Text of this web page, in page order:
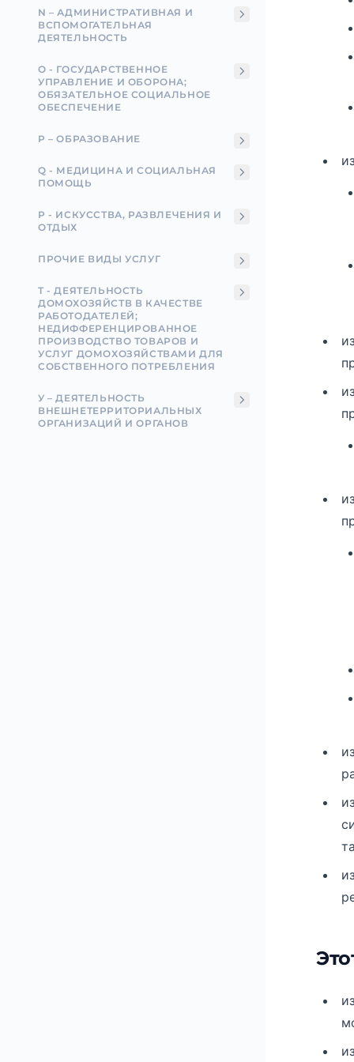
N – АДМИНИСТРАТИВНАЯ И
ВСПОМОГАТЕЛЬНАЯ
ДЕЯТЕЛЬНОСТЬ
О - ГОСУДАРСТВЕННОЕ
УПРАВЛЕНИЕ И ОБОРОНА;
ОБЯЗАТЕЛЬНОЕ СОЦИАЛЬНОЕ
ОБЕСПЕЧЕНИЕ
P – ОБРАЗОВАНИЕ
Q - МЕДИЦИНА И СОЦИАЛЬНАЯ
ПОМОЩЬ
Р - ИСКУССТВА, РАЗВЛЕЧЕНИЯ И
ОТДЫХ
ПРОЧИЕ ВИДЫ УСЛУГ
T - ДЕЯТЕЛЬНОСТЬ
ДОМОХОЗЯЙСТВ В КАЧЕСТВЕ
РАБОТОДАТЕЛЕЙ;
НЕДИФФЕРЕНЦИРОВАННОЕ
ПРОИЗВОДСТВО ТОВАРОВ И
УСЛУГ ДОМОХОЗЯЙСТВАМИ ДЛЯ
СОБСТВЕННОГО ПОТРЕБЛЕНИЯ
У – ДЕЯТЕЛЬНОСТЬ
ВНЕШНЕТЕРРИТОРИАЛЬНЫХ
ОРГАНИЗАЦИЙ И ОРГАНОВ